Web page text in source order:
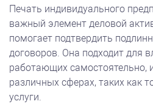
Печать индивидуального
важный элемент деловой
помогает подтвердить
договоров. Она подходит для
работающих самостоятельно,
различных сферах, таких как
услуги.